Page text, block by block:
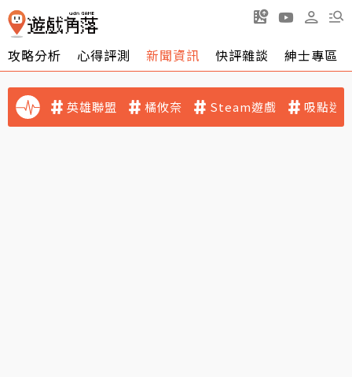
攻略分析 心得評測 新聞資訊 快評雜談 紳士專區
英雄聯盟 橘攸奈 Steam遊戲 吸點迷